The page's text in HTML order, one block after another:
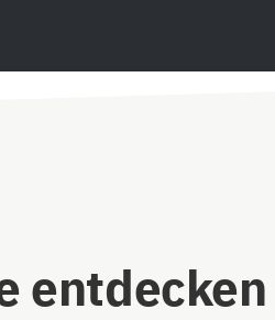
entdecken